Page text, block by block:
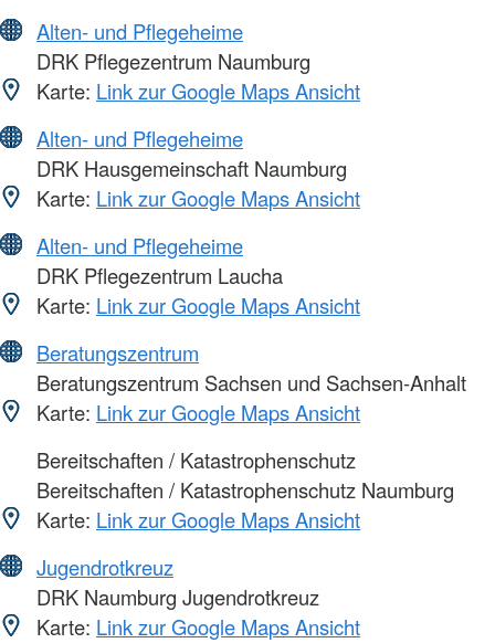
Alten- und Pflegeheime
DRK Pflegezentrum Naumburg
Karte: Link zur Google Maps Ansicht
Alten- und Pflegeheime
DRK Hausgemeinschaft Naumburg
Karte: Link zur Google Maps Ansicht
Alten- und Pflegeheime
DRK Pflegezentrum Laucha
Karte: Link zur Google Maps Ansicht
Beratungszentrum
Beratungszentrum Sachsen und Sachsen-Anhalt
Karte: Link zur Google Maps Ansicht
Bereitschaften / Katastrophenschutz
Bereitschaften / Katastrophenschutz Naumburg
Karte: Link zur Google Maps Ansicht
Jugendrotkreuz
DRK Naumburg Jugendrotkreuz
Karte: Link zur Google Maps Ansicht